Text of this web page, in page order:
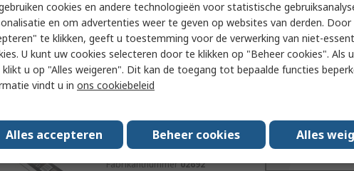
SIP 2 mm Welding Electrode
RS-stocknr.505-7326
Fabrikantnummer02692
€ 6,82(excl. BTW)
Aantal
cookies en andere technologieën voor statistische
en om advertenties weer te geven op websites van derden. Door
te klikken, geeft u toestemming voor de verwerking van niet-
U kunt uw cookies selecteren door te klikken op "Beheer cookies". Als
u op "Alles weigeren". Dit kan de toegang tot bepaalde functies
vindt u in ons cookiebeleid
Alles accepteren Beheer cookies Alles